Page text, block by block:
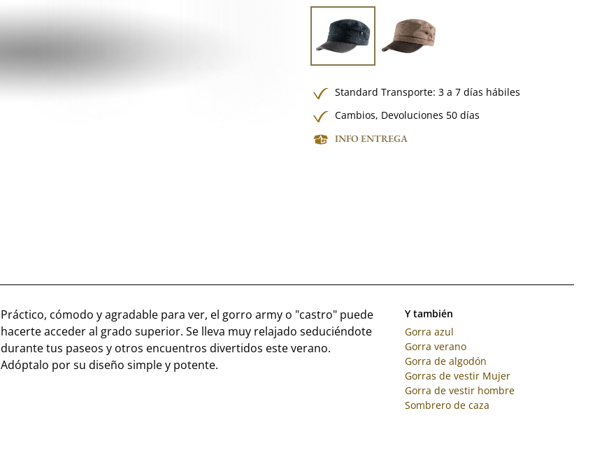
Standard Transporte: 3 a 7 días hábiles
Cambios, Devoluciones 50 días
INFO ENTREGA
Práctico, cómodo y agradable para ver, el gorro army o "castro" puede
hacerte acceder al grado superior. Se lleva muy relajado seduciéndote
durante tus paseos y otros encuentros divertidos este verano.
Adóptalo por su diseño simple y potente.
Y también
Gorra azul
Gorra verano
Gorra de algodón
Gorras de vestir Mujer
Gorra de vestir hombre
Sombrero de caza